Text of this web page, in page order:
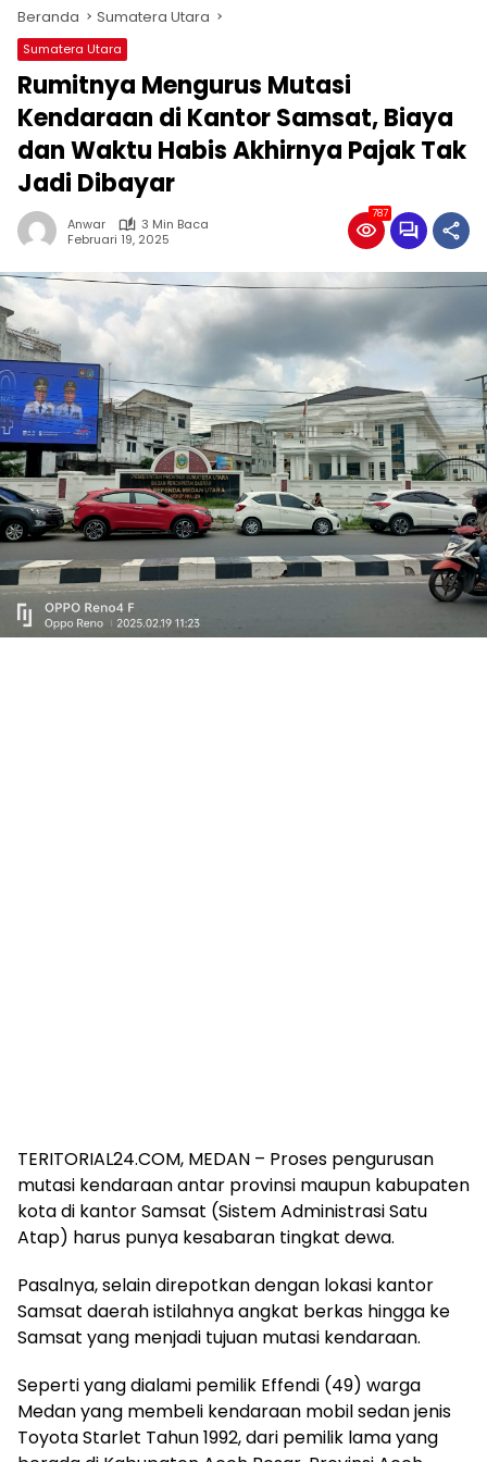
Beranda Sumatera Utara
Sumatera Utara
Rumitnya Mengurus Mutasi
Kendaraan di Kantor Samsat, Biaya
dan Waktu Habis Akhirnya Pajak Tak
Jadi Dibayar
Anwar
3 Min Baca
Februari 19, 2025
787
TERITORIAL24.COM, MEDAN – Proses pengurusan
mutasi kendaraan antar provinsi maupun kabupaten
kota di kantor Samsat (Sistem Administrasi Satu
Atap) harus punya kesabaran tingkat dewa.
Pasalnya, selain direpotkan dengan lokasi kantor
Samsat daerah istilahnya angkat berkas hingga ke
Samsat yang menjadi tujuan mutasi kendaraan.
Seperti yang dialami pemilik Effendi (49) warga
Medan yang membeli kendaraan mobil sedan jenis
Toyota Starlet Tahun 1992, dari pemilik lama yang